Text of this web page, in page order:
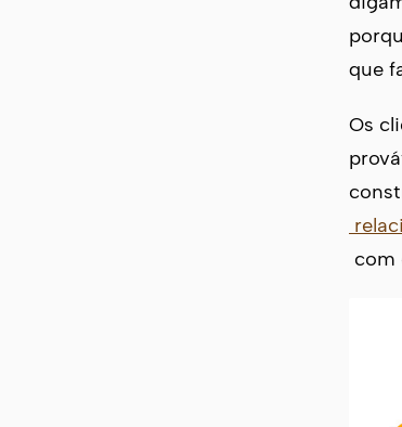
que
Os
com